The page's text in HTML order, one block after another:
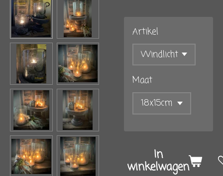
Artikel
Maat
In
winkelwagen